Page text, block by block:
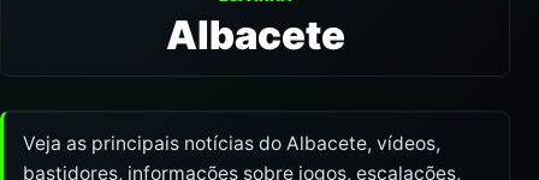
Albacete
Veja as principais notícias do Albacete, vídeos,
bastidores, informações sobre jogos, escalações,